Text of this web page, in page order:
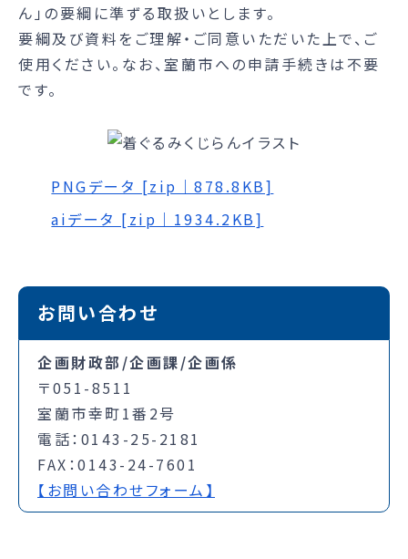
ん」の要綱に準ずる取扱いとします。
要綱及び資料をご理解・ご同意いただいた上で、ご
使用ください。なお、室蘭市への申請手続きは不要
です。
PNGデータ [zip｜878.8KB]
aiデータ [zip｜1934.2KB]
お問い合わせ
企画財政部/企画課/企画係
〒051-8511
室蘭市幸町1番2号
電話：0143-25-2181
FAX：0143-24-7601
【お問い合わせフォーム】